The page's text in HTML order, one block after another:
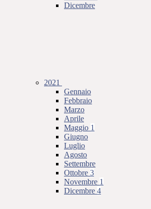
Dicembre
2021
Gennaio
Febbraio
Marzo
Aprile
Maggio 1
Giugno
Luglio
Agosto
Settembre
Ottobre 3
Novembre 1
Dicembre 4